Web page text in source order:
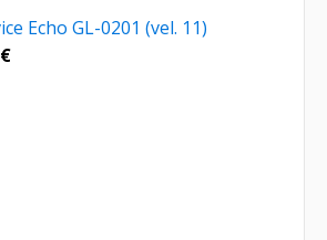
Echo GL-0201 (vel. 11)
€